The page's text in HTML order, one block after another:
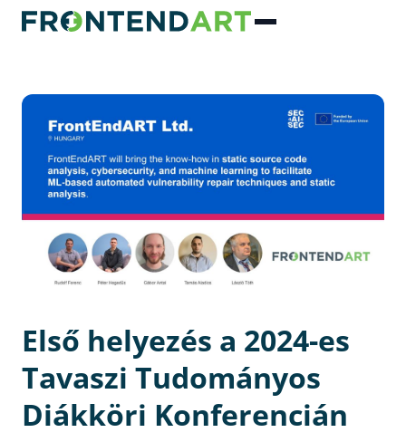
Első helyezés a 2024-es
Tavaszi Tudományos
Diákköri Konferencián